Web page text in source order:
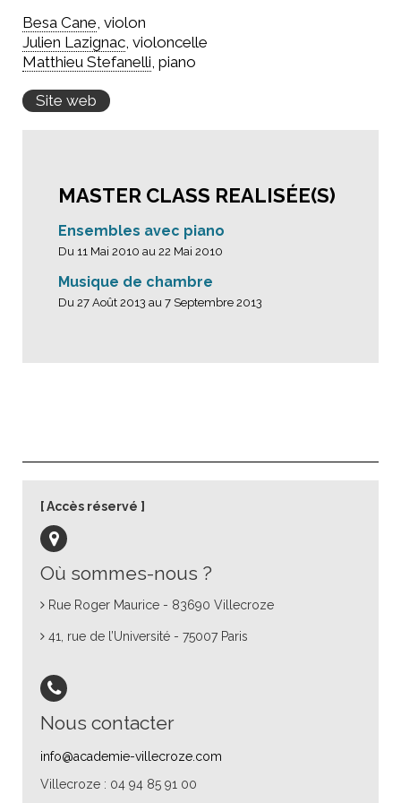
Besa Cane, violon
Julien Lazignac, violoncelle
Matthieu Stefanelli, piano
Site web
MASTER CLASS REALISÉE(S)
Ensembles avec piano
Du 11 Mai 2010 au 22 Mai 2010
Musique de chambre
Du 27 Août 2013 au 7 Septembre 2013
Où sommes-nous ?
Rue Roger Maurice - 83690 Villecroze
41, rue de l’Université - 75007 Paris
Nous contacter
info@academie-villecroze.com
Villecroze : 04 94 85 91 00
Accès réservé